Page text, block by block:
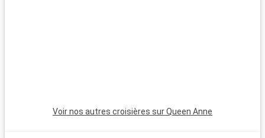
Voir nos autres croisières sur Queen Anne